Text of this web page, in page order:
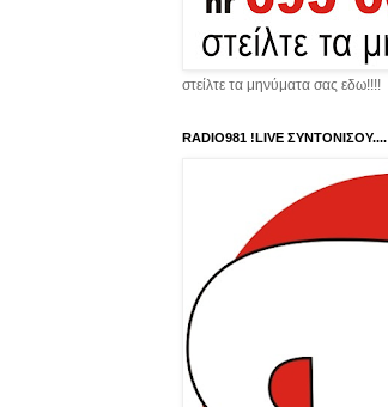
στείλτε τα μηνύματα σας εδω!!!!
RADIO981 !LIVE ΣΥΝΤΟΝΙΣΟΥ....